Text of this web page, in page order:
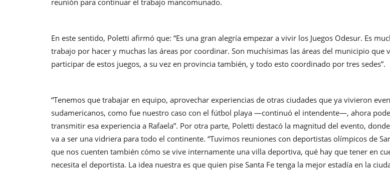
En este sentido, Poletti afirmó que: “Es una gran alegría empezar a vivir los Juegos Odesur. Es
trabajo por hacer y muchas las áreas por coordinar. Son muchísimas las áreas del municipio que
participar de estos juegos, a su vez en provincia también, y todo esto coordinado por tres sedes”.
“Tenemos que trabajar en equipo, aprovechar experiencias de otras ciudades que ya vivieron
sudamericanos, como fue nuestro caso con el fútbol playa —continuó el intendente—, ahora
transmitir esa experiencia a Rafaela”. Por otra parte, Poletti destacó la magnitud del evento,
va a ser una vidriera para todo el continente. “Tuvimos reuniones con deportistas olímpicos de
que nos cuenten también cómo se vive internamente una villa deportiva, qué hay que tener en
necesita el deportista. La idea nuestra es que quien pise Santa Fe tenga la mejor estadía en la